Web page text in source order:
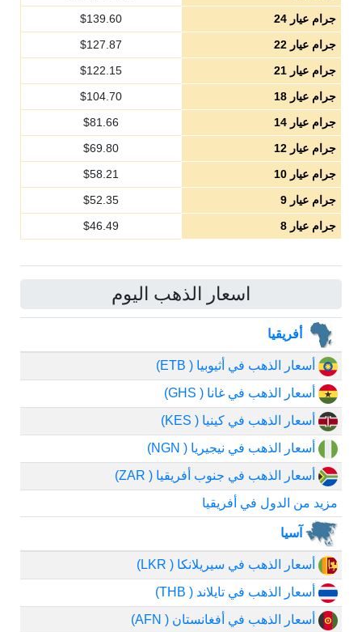
جرام عيار 24
$139.60
جرام عيار 22
$127.87
جرام عيار 21
$122.15
جرام عيار 18
$104.70
جرام عيار 14
$81.66
جرام عيار 12
$69.80
جرام عيار 10
$58.21
جرام عيار 9
$52.35
جرام عيار 8
$46.49
اسعار الذهب اليوم
أفريقيا
أسعار الذهب في أثيوبيا ( ETB)
أسعار الذهب في غانا ( GHS)
أسعار الذهب في كينيا ( KES)
أسعار الذهب في نيجيريا ( NGN)
أسعار الذهب في جنوب أفريقيا ( ZAR)
مزيد من الدول في أفريقيا
آسيا
أسعار الذهب في سيريلانكا ( LKR)
أسعار الذهب في تايلاند ( THB)
أسعار الذهب في أفغانستان ( AFN)